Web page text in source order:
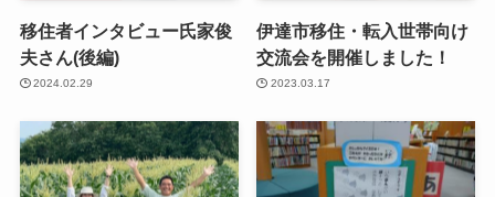
移住者インタビュー氏家俊
夫さん(後編)
2024.02.29
伊達市移住・転入世帯向け
交流会を開催しました！
2023.03.17